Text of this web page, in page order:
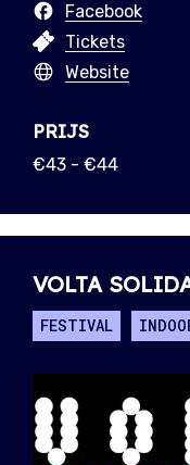
Facebook
Tickets
Website
PRIJS
€43 - €44
VOLTA
FESTIVAL